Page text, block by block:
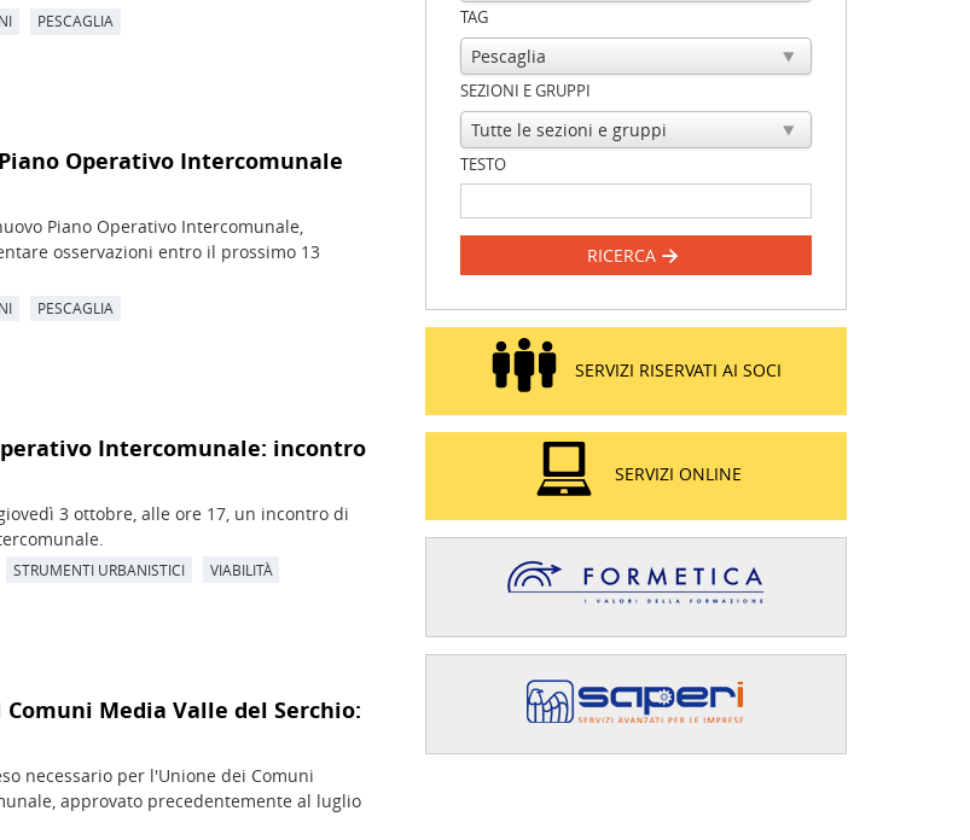
PESCAGLIA
Operativo Intercomunale
Piano Operativo Intercomunale,
osservazioni entro il prossimo 13
PESCAGLIA
Intercomunale: incontro
3 ottobre, alle ore 17, un incontro di
STRUMENTI URBANISTICI VIABILITÀ
Media Valle del Serchio:
necessario per l'Unione dei Comuni
approvato precedentemente al luglio
TAG
SEZIONI E GRUPPI
TESTO
RICERCA
SERVIZI RISERVATI AI SOCI
SERVIZI ONLINE